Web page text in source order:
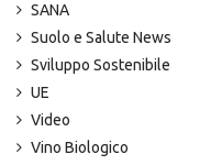
SANA
Suolo e Salute News
Sviluppo Sostenibile
UE
Video
Vino Biologico